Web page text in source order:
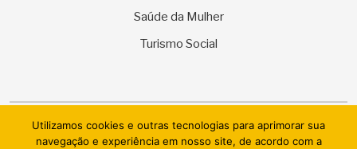
Saúde da Mulher
Turismo Social
© 2026 SESC Sergipe - Serviço Social do Comércio. Todos os
direitos reservados.
Utilizamos cookies e outras tecnologias para aprimorar sua
navegação e experiência em nosso site, de acordo com a